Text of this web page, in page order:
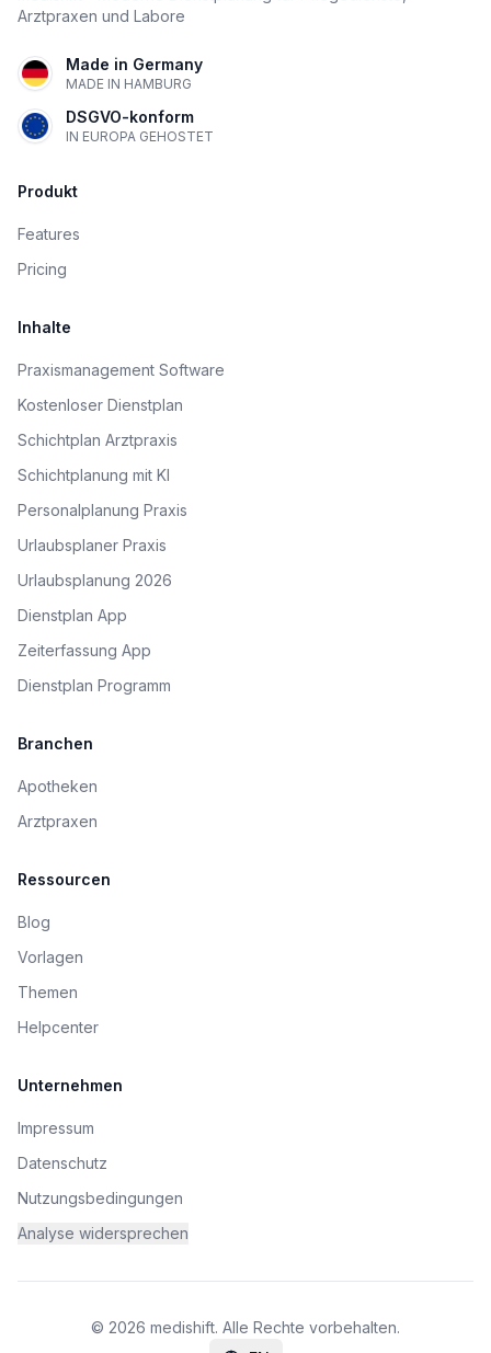
Arztpraxen und Labore
Made in Germany
MADE IN HAMBURG
DSGVO-konform
IN EUROPA GEHOSTET
Produkt
Features
Pricing
Inhalte
Praxismanagement Software
Kostenloser Dienstplan
Schichtplan Arztpraxis
Schichtplanung mit KI
Personalplanung Praxis
Urlaubsplaner Praxis
Urlaubsplanung 2026
Dienstplan App
Zeiterfassung App
Dienstplan Programm
Branchen
Apotheken
Arztpraxen
Ressourcen
Blog
Vorlagen
Themen
Helpcenter
Unternehmen
Impressum
Datenschutz
Nutzungsbedingungen
Analyse widersprechen
© 2026 medishift. Alle Rechte vorbehalten.